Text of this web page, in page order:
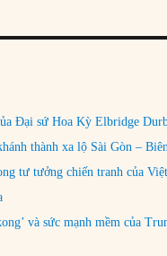
Đại sứ Hoa Kỳ Elbridge
thành xa lộ Sài Gòn –
tư tưởng chiến tranh của Việt
và sức mạnh mềm của